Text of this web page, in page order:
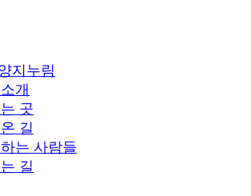
지누림
개
곳
길
는 사람들
길